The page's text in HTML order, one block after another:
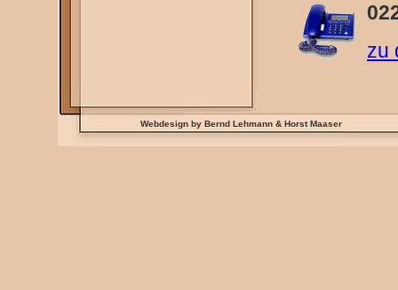
zu
Webdesign by Bernd Lehmann & Horst Maaser